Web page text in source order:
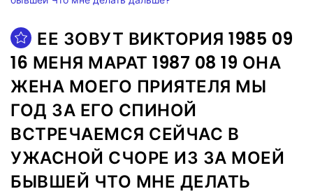
ЕЕ ЗОВУТ ВИКТОРИЯ 1985 09
16 МЕНЯ МАРАТ 1987 08 19 ОНА
ЖЕНА МОЕГО ПРИЯТЕЛЯ МЫ
ГОД ЗА ЕГО СПИНОЙ
ВСТРЕЧАЕМСЯ СЕЙЧАС В
УЖАСНОЙ СЧОРЕ ИЗ ЗА МОЕЙ
БЫВШЕЙ ЧТО МНЕ ДЕЛАТЬ